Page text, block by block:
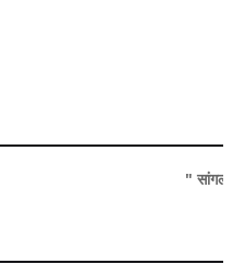
" सांगली दर्पण